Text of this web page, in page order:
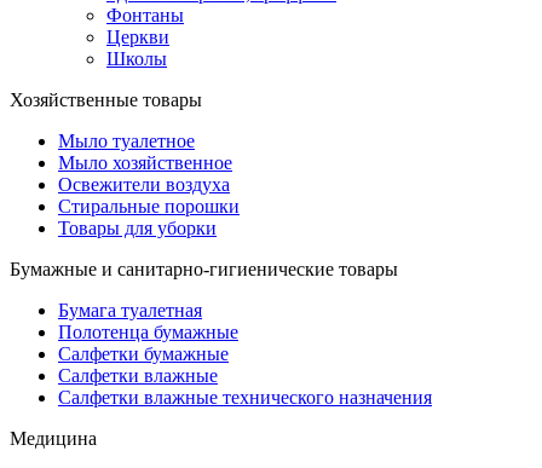
Фонтаны
Церкви
Школы
Хозяйственные товары
Мыло туалетное
Мыло хозяйственное
Освежители воздуха
Стиральные порошки
Товары для уборки
Бумажные и санитарно-гигиенические товары
Бумага туалетная
Полотенца бумажные
Салфетки бумажные
Салфетки влажные
Салфетки влажные технического назначения
Медицина